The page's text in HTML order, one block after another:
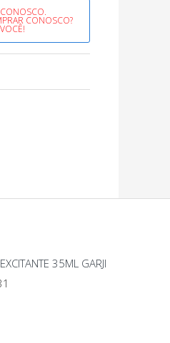
para
só cair de boca
CONOSCO?
35ML GARJI